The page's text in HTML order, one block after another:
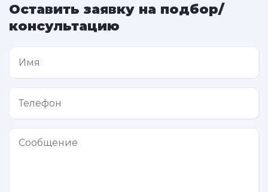
Оставить заявку на подбор/
консультацию